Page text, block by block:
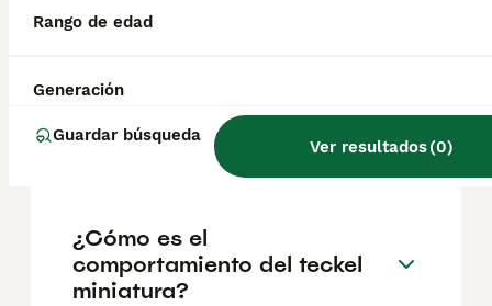
Rango de edad
Generación
Guardar búsqueda
Ver resultados(0)
¿Cuál es la raza de teckel
¿Cuánto duerme un teckel
¿Cómo es el
comportamiento del teckel
miniatura?